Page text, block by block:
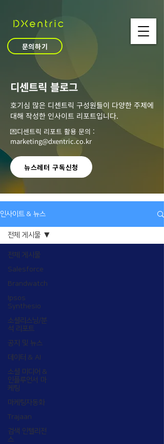
문의하기
​디센트릭 블로그
호기심 많은 디센트릭 구성원들이 다양한 주제에
대해 작성한 인사이트 리포트입니다.
💌디센트릭 리포트 활용 문의 :
marketing@dxentric.co.kr
뉴스레터 구독신청
인사이트 & 뉴스
전체 게시물
Salesforce
Brandwatch
Ipsos
Synthesio
소셜리스닝/분
석 리포트
공지 및 뉴스
데이터 & AI
소셜 미디어 &
인플루언서 마
케팅
마케팅자동화
Trajaan
검색 인텔리전
스
전체 게시물